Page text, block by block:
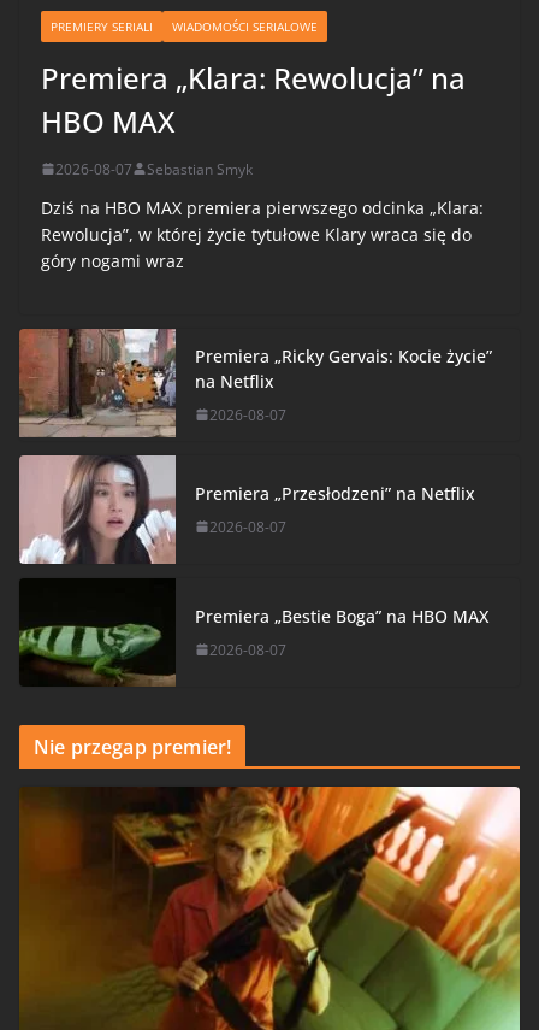
PREMIERY SERIALI WIADOMOŚCI SERIALOWE
Premiera „Klara: Rewolucja” na
HBO MAX
2026-08-07 Sebastian Smyk
Dziś na HBO MAX premiera pierwszego odcinka „Klara:
Rewolucja”, w której życie tytułowe Klary wraca się do
góry nogami wraz
Premiera „Ricky Gervais: Kocie życie”
na Netflix
2026-08-07
Premiera „Przesłodzeni” na Netflix
2026-08-07
Premiera „Bestie Boga” na HBO MAX
2026-08-07
Nie przegap premier!